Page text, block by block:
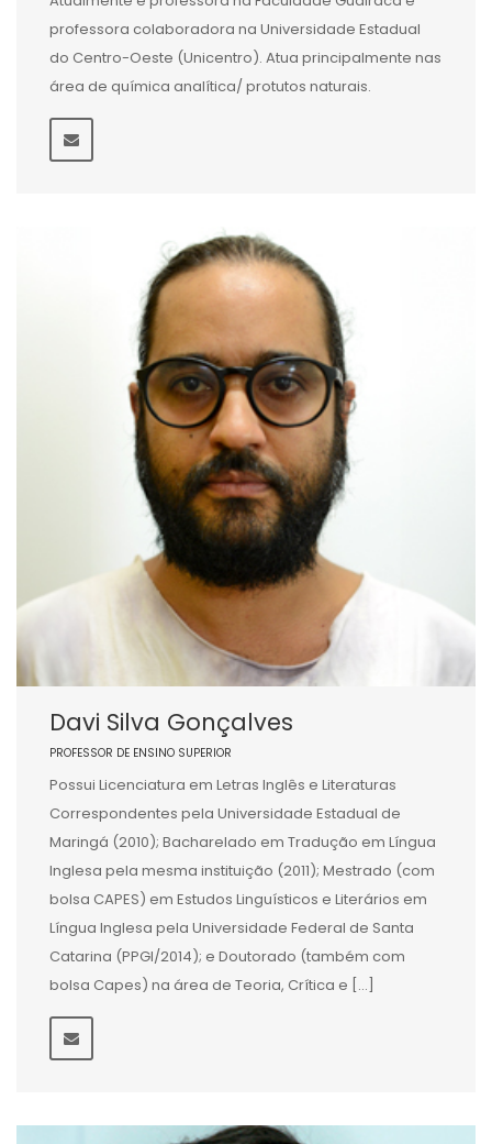
professora colaboradora na Universidade Estadual
do Centro-Oeste (Unicentro). Atua principalmente nas
área de química analítica/ protutos naturais.
Davi Silva Gonçalves
PROFESSOR DE ENSINO SUPERIOR
Possui Licenciatura em Letras Inglês e Literaturas
Correspondentes pela Universidade Estadual de
Maringá (2010); Bacharelado em Tradução em Língua
Inglesa pela mesma instituição (2011); Mestrado (com
bolsa CAPES) em Estudos Linguísticos e Literários em
Língua Inglesa pela Universidade Federal de Santa
Catarina (PPGI/2014); e Doutorado (também com
bolsa Capes) na área de Teoria, Crítica e […]